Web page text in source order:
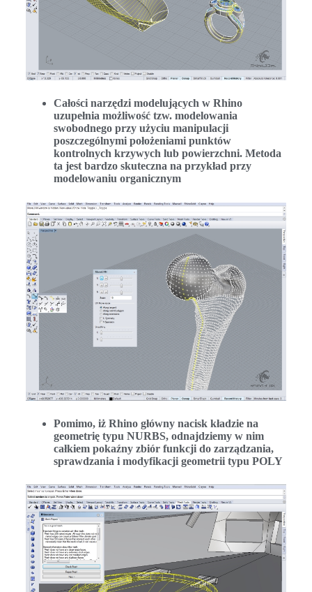
Całości narzędzi modelujących w Rhino
uzupełnia możliwość tzw. modelowania
swobodnego przy użyciu manipulacji
poszczególnymi położeniami punktów
kontrolnych krzywych lub powierzchni. Metoda
ta jest bardzo skuteczna na przykład przy
modelowaniu organicznym
Pomimo, iż Rhino główny nacisk kładzie na
geometrię typu NURBS, odnajdziemy w nim
całkiem pokaźny zbiór funkcji do zarządzania,
sprawdzania i modyfikacji geometrii typu POLY